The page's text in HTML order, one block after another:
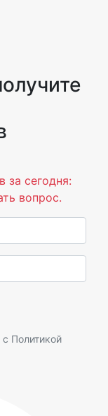
за сегодня:
вопрос.
с Политикой